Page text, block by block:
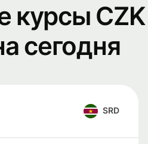
курсы CZK
сегодня
SRD